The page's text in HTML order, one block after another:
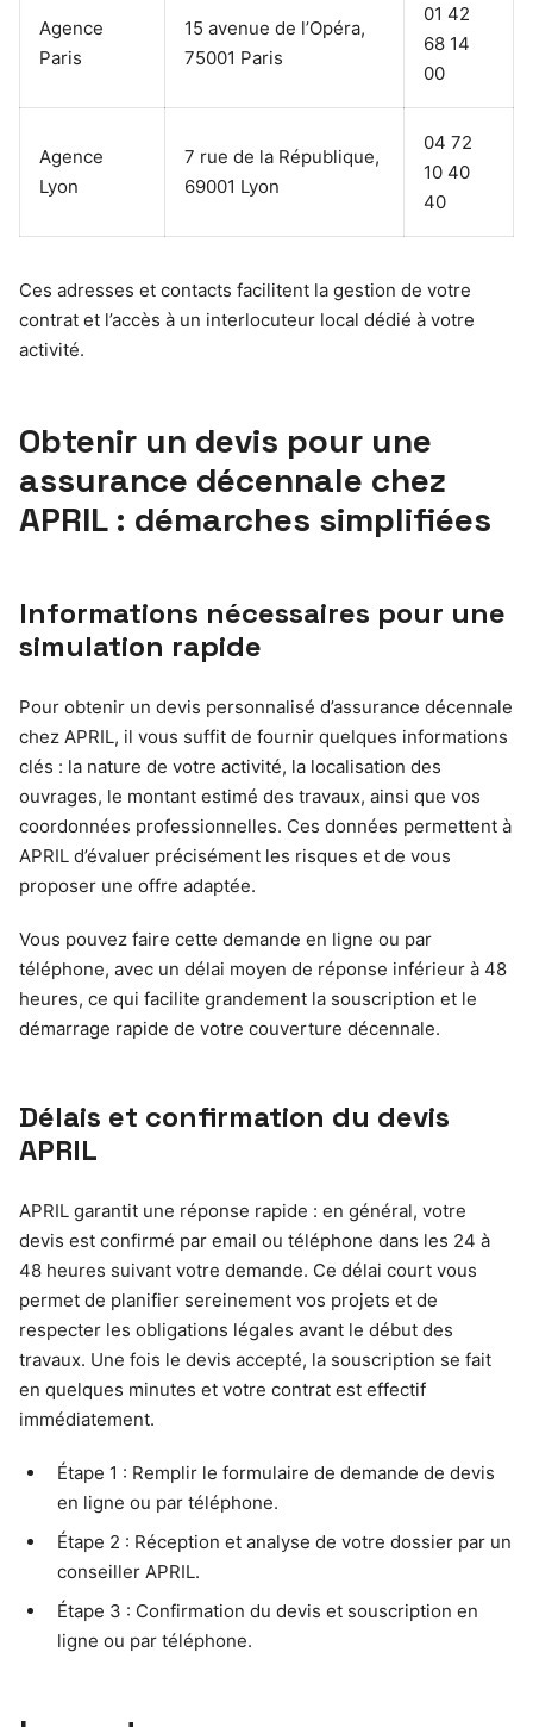
Agence
Paris
15 avenue de l’Opéra,
75001 Paris
01 42
68 14
00
Agence
Lyon
7 rue de la République,
69001 Lyon
04 72
10 40
40
Ces adresses et contacts facilitent la gestion de votre
contrat et l’accès à un interlocuteur local dédié à votre
activité.
Obtenir un devis pour une
assurance décennale chez
APRIL : démarches simplifiées
Informations nécessaires pour une
simulation rapide
Pour obtenir un devis personnalisé d’assurance décennale
chez APRIL, il vous suffit de fournir quelques informations
clés : la nature de votre activité, la localisation des
ouvrages, le montant estimé des travaux, ainsi que vos
coordonnées professionnelles. Ces données permettent à
APRIL d’évaluer précisément les risques et de vous
proposer une offre adaptée.
Vous pouvez faire cette demande en ligne ou par
téléphone, avec un délai moyen de réponse inférieur à 48
heures, ce qui facilite grandement la souscription et le
démarrage rapide de votre couverture décennale.
Délais et confirmation du devis
APRIL
APRIL garantit une réponse rapide : en général, votre
devis est confirmé par email ou téléphone dans les 24 à
48 heures suivant votre demande. Ce délai court vous
permet de planifier sereinement vos projets et de
respecter les obligations légales avant le début des
travaux. Une fois le devis accepté, la souscription se fait
en quelques minutes et votre contrat est effectif
immédiatement.
Étape 1 : Remplir le formulaire de demande de devis
en ligne ou par téléphone.
Étape 2 : Réception et analyse de votre dossier par un
conseiller APRIL.
Étape 3 : Confirmation du devis et souscription en
ligne ou par téléphone.